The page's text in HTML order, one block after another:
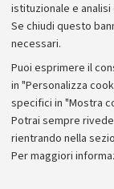
istituzionale e
Se chiudi questo
necessari.
Puoi esprimere il
in "Personalizza
specifici in "Mostra
Potrai sempre
rientrando nella
Per maggiori
Privacy
Note legali